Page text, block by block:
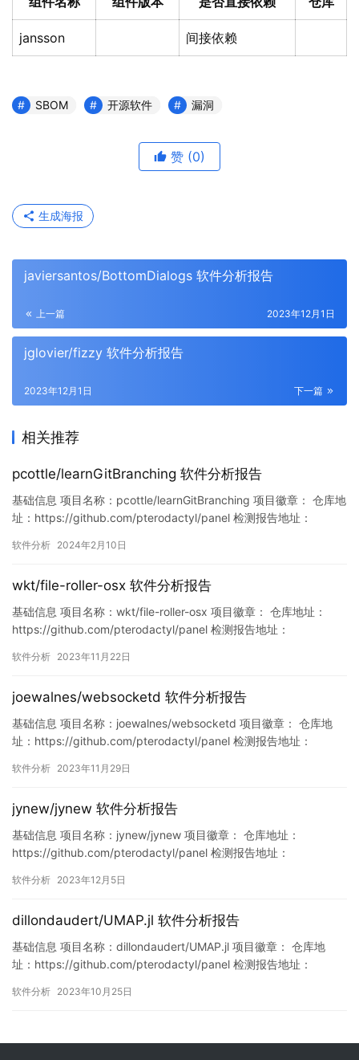
jansson 间接依赖
SBOM 开源软件 漏洞
赞 (0)
生成海报
javiersantos/BottomDialogs 软件分析报告
上一篇 2023年12月1日
jglovier/fizzy 软件分析报告
下一篇
2023年12月1日
相关推荐
pcottle/learnGitBranching 软件分析报告
基础信息 项目名称：pcottle/learnGitBranching 项目徽章： 仓库地
址：https://github.com/pterodactyl/panel 检测报告地址：
63168/1756007755094011904 此报告由Murp…
软件分析 2024年2月10日
wkt/file-roller-osx 软件分析报告
基础信息 项目名称：wkt/file-roller-osx 项目徽章： 仓库地址：
https://github.com/pterodactyl/panel 检测报告地址：
0080/1727115559157321728 此报告由Murphysec提…
软件分析 2023年11月22日
joewalnes/websocketd 软件分析报告
基础信息 项目名称：joewalnes/websocketd 项目徽章： 仓库地
址：https://github.com/pterodactyl/panel 检测报告地址：
2464/1729769939843637248 此报告由Murphysec…
软件分析 2023年11月29日
jynew/jynew 软件分析报告
基础信息 项目名称：jynew/jynew 项目徽章： 仓库地址：
https://github.com/pterodactyl/panel 检测报告地址：
5712/1731892324596146176 此报告由Murphysec提供 漏洞列表
软件分析 2023年12月5日
dillondaudert/UMAP.jl 软件分析报告
基础信息 项目名称：dillondaudert/UMAP.jl 项目徽章： 仓库地
址：https://github.com/pterodactyl/panel 检测报告地址：
6304/1717161278241898496 此报告由Murphyse…
软件分析 2023年10月25日